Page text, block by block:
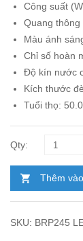
Công suất
Quang
Màu ánh
Chỉ số hoàn
Độ kín nước
Kích thước
Tuổi thọ:
Thêm
SKU: BRP245